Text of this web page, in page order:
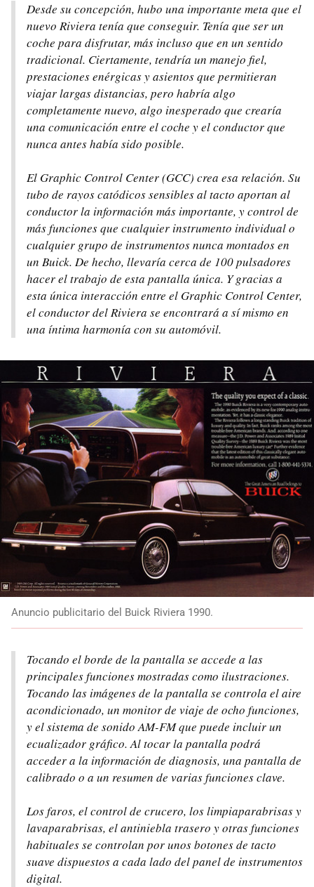
Desde su concepción, hubo una importante meta que el
nuevo Riviera tenía que conseguir. Tenía que ser un
coche para disfrutar, más incluso que en un sentido
tradicional. Ciertamente, tendría un manejo fiel,
prestaciones enérgicas y asientos que permitieran
viajar largas distancias, pero habría algo
completamente nuevo, algo inesperado que crearía
una comunicación entre el coche y el conductor que
nunca antes había sido posible.
El Graphic Control Center (GCC) crea esa relación. Su
tubo de rayos catódicos sensibles al tacto aportan al
conductor la información más importante, y control de
más funciones que cualquier instrumento individual o
cualquier grupo de instrumentos nunca montados en
un Buick. De hecho, llevaría cerca de 100 pulsadores
hacer el trabajo de esta pantalla única. Y gracias a
esta única interacción entre el Graphic Control Center,
el conductor del Riviera se encontrará a sí mismo en
una íntima harmonía con su automóvil.
Anuncio publicitario del Buick Riviera 1990.
Tocando el borde de la pantalla se accede a las
principales funciones mostradas como ilustraciones.
Tocando las imágenes de la pantalla se controla el aire
acondicionado, un monitor de viaje de ocho funciones,
y el sistema de sonido AM-FM que puede incluir un
ecualizador gráfico. Al tocar la pantalla podrá
acceder a la información de diagnosis, una pantalla de
calibrado o a un resumen de varias funciones clave.
Los faros, el control de crucero, los limpiaparabrisas y
lavaparabrisas, el antiniebla trasero y otras funciones
habituales se controlan por unos botones de tacto
suave dispuestos a cada lado del panel de instrumentos
digital.